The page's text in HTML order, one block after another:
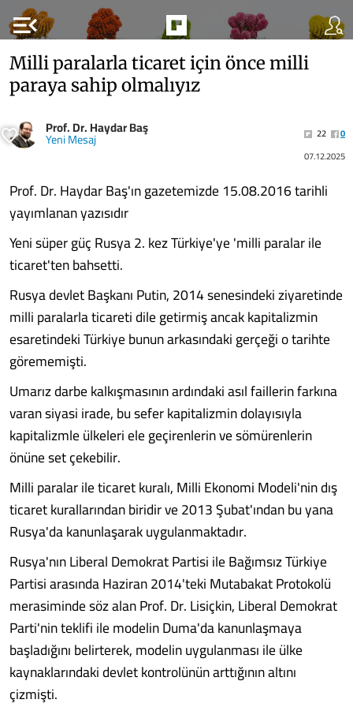
menu_open
Milli paralarla ticaret için önce milli
paraya sahip olmalıyız
Prof. Dr. Haydar Baş
Yeni Mesaj 22
0
07.12.2025
Prof. Dr. Haydar Baş'ın gazetemizde 15.08.2016 tarihli
yayımlanan yazısıdır
Yeni süper güç Rusya 2. kez Türkiye'ye 'milli paralar ile
ticaret'ten bahsetti.
Rusya devlet Başkanı Putin, 2014 senesindeki ziyaretinde
milli paralarla ticareti dile getirmiş ancak kapitalizmin
esaretindeki Türkiye bunun arkasındaki gerçeği o tarihte
görememişti.
Umarız darbe kalkışmasının ardındaki asıl faillerin farkına
varan siyasi irade, bu sefer kapitalizmin dolayısıyla
kapitalizmle ülkeleri ele geçirenlerin ve sömürenlerin
önüne set çekebilir.
Milli paralar ile ticaret kuralı, Milli Ekonomi Modeli'nin dış
ticaret kurallarından biridir ve 2013 Şubat'ından bu yana
Rusya'da kanunlaşarak uygulanmaktadır.
Rusya'nın Liberal Demokrat Partisi ile Bağımsız Türkiye
Partisi arasında Haziran 2014'teki Mutabakat Protokolü
merasiminde söz alan Prof. Dr. Lisiçkin, Liberal Demokrat
Parti'nin teklifi ile modelin Duma'da kanunlaşmaya
başladığını belirterek, modelin uygulanması ile ülke
kaynaklarındaki devlet kontrolünün arttığının altını
çizmişti.